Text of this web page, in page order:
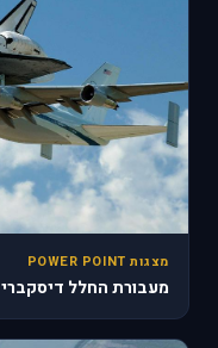
מצגות POWER POINT
מעבורת החלל דיסקברי